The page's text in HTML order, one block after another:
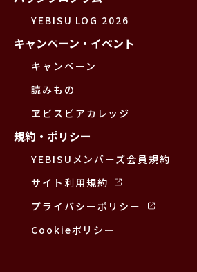
YEBISU LOG 2026
キャンペーン・イベント
キャンペーン
読みもの
ヱビスビアカレッジ
規約・ポリシー
YEBISUメンバーズ会員規約
サイト利用規約
プライバシーポリシー
Cookieポリシー